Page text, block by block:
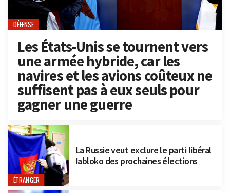
DÉFENSE
Les États-Unis se tournent vers
une armée hybride, car les
navires et les avions coûteux ne
suffisent pas à eux seuls pour
gagner une guerre
ÉTRANGER
La Russie veut exclure le parti libéral
Iabloko des prochaines élections